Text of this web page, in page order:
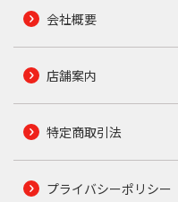
会社概要
店舗案内
特定商取引法
プライバシーポリシー